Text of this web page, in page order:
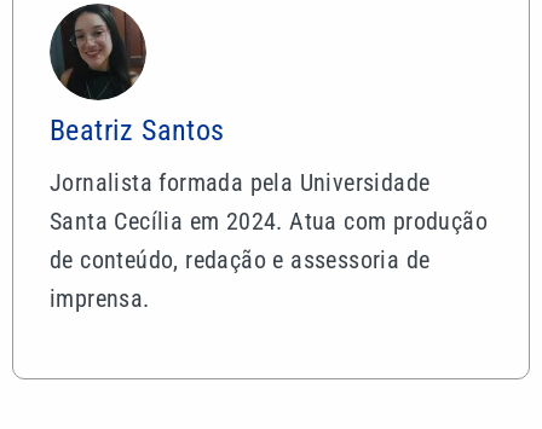
Beatriz Santos
Jornalista formada pela Universidade
Santa Cecília em 2024. Atua com produção
de conteúdo, redação e assessoria de
imprensa.